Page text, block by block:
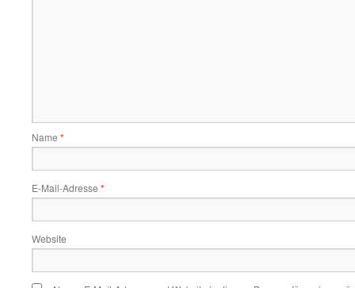
Name *
E-Mail-Adresse *
Website